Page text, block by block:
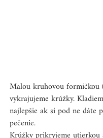
Malou kruhovou formičkou
vykrajujeme krúžky.
najlepšie ak si pod ne dáte
pečenie.